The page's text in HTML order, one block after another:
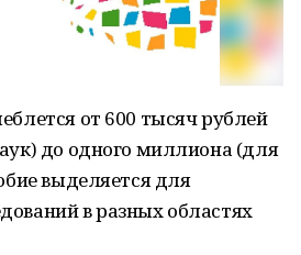
от 600 тысяч рублей
до одного миллиона (для
выделяется для
в разных областях